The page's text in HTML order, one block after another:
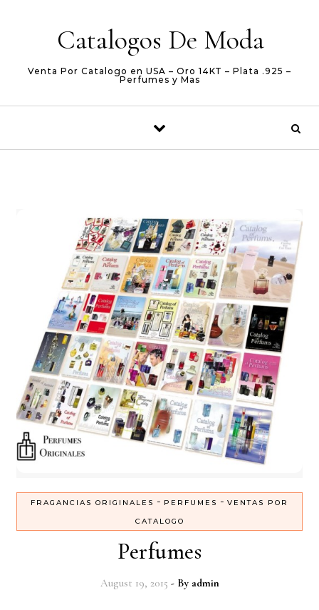
Catalogos De Moda
Venta Por Catalogo en USA – Oro 14KT – Plata .925 –
Perfumes y Mas
FRAGANCIAS ORIGINALES - PERFUMES - VENTAS POR
CATALOGO
Perfumes
August 19, 2015 - By admin